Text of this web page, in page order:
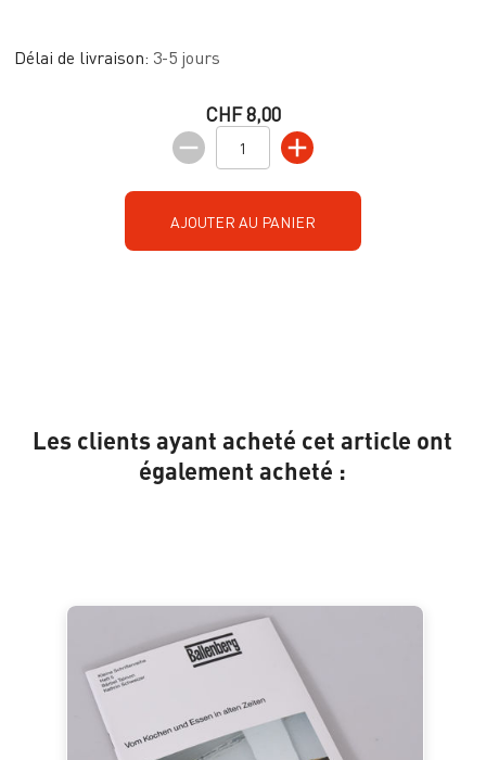
Délai de livraison: 3-5 jours
CHF 8,00
AJOUTER AU PANIER
Les clients ayant acheté cet article ont
également acheté :